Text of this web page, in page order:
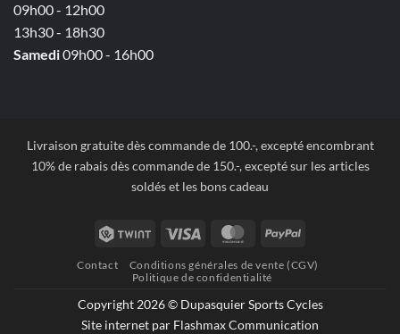
09h00 - 12h00
13h30 - 18h30
Samedi09h00 - 16h00
Livraison gratuite dès commande de 100.-, excepté encombrant
10% de rabais dès commande de 150.-, excepté sur les articles
soldés et les bons cadeau
Twint Visa MasterCardPayPal
Contact
Conditions générales de vente (CGV)
Politique de confidentialité
Copyright 2026 © Dupasquier Sports Cycles
Site internet par Flashmax Communication